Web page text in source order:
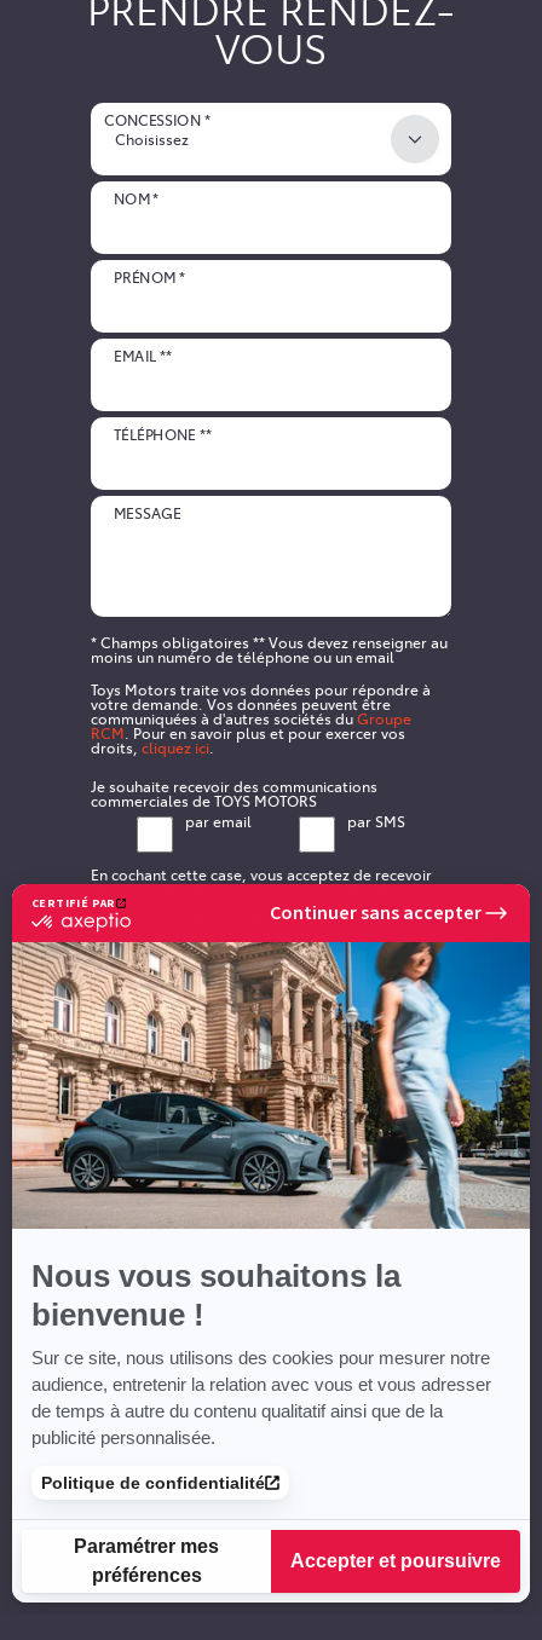
CERTIFIÉ PAR
certifié
Axeptio
-
En
savoir
plus
sur
Axeptio
Continuer sans accepter
Nous vous souhaitons la
bienvenue !
Sur ce site, nous utilisons des cookies pour mesurer notre
audience, entretenir la relation avec vous et vous adresser
de temps à autre du contenu qualitatif ainsi que de la
publicité personnalisée.
Politique de confidentialité
Paramétrer mes
préférences
Accepter et poursuivre
VOUS
Choisissez
CONCESSION *
NOM *
PRÉNOM *
EMAIL **
TÉLÉPHONE **
MESSAGE
* Champs obligatoires ** Vous devez renseigner au
moins un numéro de téléphone ou un email
Toys Motors traite vos données pour répondre à
votre demande. Vos données peuvent être
communiquées à d'autres sociétés duGroupe
RCM. Pour en savoir plus et pour exercer vos
droits, cliquez ici.
Je souhaite recevoir des communications
commerciales de TOYS MOTORS
par email
par SMS
En cochant cette case, vous acceptez de recevoir
nos communications. Ces communications
intègrent des pixels de suivi pour l'analyse du taux
d'ouverture à des fins de délivrabilité et pour
mesurer et optimiser les campagnes
conformément à notrepolitique de confidentialité.
Envoyer ma demande